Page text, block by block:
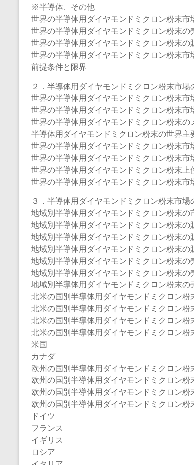
※半導体、その他
世界の半導体用ダイヤモンドミクロン粉末市
世界の半導体用ダイヤモンドミクロン粉末の
世界の半導体用ダイヤモンドミクロン粉末の
世界の半導体用ダイヤモンドミクロン粉末市
前提条件と限界
２．半導体用ダイヤモンドミクロン粉末市場
世界の半導体用ダイヤモンドミクロン粉末市
世界の半導体用ダイヤモンドミクロン粉末市
世界の半導体用ダイヤモンドミクロン粉末の
半導体用ダイヤモンドミクロン粉末の世界主
世界の半導体用ダイヤモンドミクロン粉末市
世界の半導体用ダイヤモンドミクロン粉末市
世界の半導体用ダイヤモンドミクロン粉末上
世界の半導体用ダイヤモンドミクロン粉末市
３．半導体用ダイヤモンドミクロン粉末市場
地域別半導体用ダイヤモンドミクロン粉末の
地域別半導体用ダイヤモンドミクロン粉末の
地域別半導体用ダイヤモンドミクロン粉末の
地域別半導体用ダイヤモンドミクロン粉末の
地域別半導体用ダイヤモンドミクロン粉末の
地域別半導体用ダイヤモンドミクロン粉末の
地域別半導体用ダイヤモンドミクロン粉末の
北米の国別半導体用ダイヤモンドミクロン粉
北米の国別半導体用ダイヤモンドミクロン
北米の国別半導体用ダイヤモンドミクロン粉
北米の国別半導体用ダイヤモンドミクロン粉
米国
カナダ
欧州の国別半導体用ダイヤモンドミクロン粉
欧州の国別半導体用ダイヤモンドミクロン
欧州の国別半導体用ダイヤモンドミクロン粉
欧州の国別半導体用ダイヤモンドミクロン粉
ドイツ
フランス
イギリス
ロシア